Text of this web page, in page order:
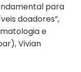
para
doadores”,
e
Vivian